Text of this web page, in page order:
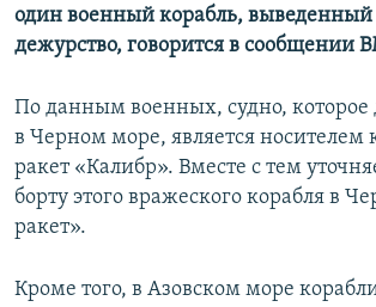
один военный корабль, выведенный
дежурство, говорится в сообщении
По данным военных, судно, которое
в Черном море, является носителем
ракет «Калибр». Вместе с тем
борту этого вражеского корабля в
ракет».
Кроме того, в Азовском море